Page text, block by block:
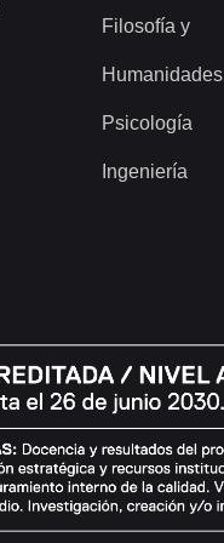
Filosofía y
Humanidades
Psicología
Ingeniería